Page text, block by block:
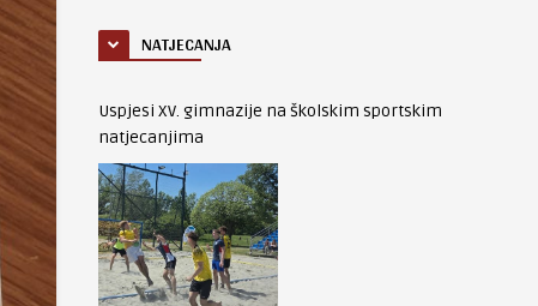
NATJECANJA
Uspjesi XV. gimnazije na školskim sportskim
natjecanjima